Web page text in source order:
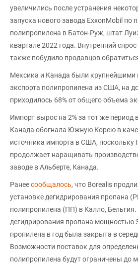
увеличились после устранения
запуска нового завода ExxonMobil по
полипропилена в Батон-Руж, штат
квартале 2022 года. Внутренний
также побудило продавцов
Мексика и Канада были крупнейшими
экспорта полипропилена из США, на
приходилось 68% от общего объема
Импорт вырос на 2% за тот же период
Канада обогнала Южную Корею в
источника импорта в США, поскольку
продолжает наращивать
заводе в Альберте, Канада.
Ранеесообщалось, что Borealis
установке дегидрирования пропана
полипропилена (ПП) в Калло,
дегидрирования пропана мощностью
пропилена в год была закрыта в
Возможности поставок для
полипропилена будут ограничены до